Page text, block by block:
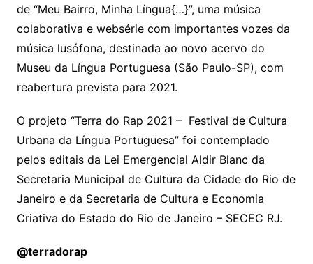
de “Meu Bairro, Minha Língua{…}”, uma música
colaborativa e websérie com importantes vozes da
música lusófona, destinada ao novo acervo do
Museu da Língua Portuguesa (São Paulo-SP), com
reabertura prevista para 2021.
O projeto “Terra do Rap 2021 – Festival de Cultura
Urbana da Língua Portuguesa” foi contemplado
pelos editais da Lei Emergencial Aldir Blanc da
Secretaria Municipal de Cultura da Cidade do Rio de
Janeiro e da Secretaria de Cultura e Economia
Criativa do Estado do Rio de Janeiro – SECEC RJ.
@terradorap